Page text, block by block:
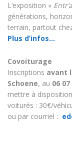
L’exposition «
générations,
terrain, partout
Plus d’infos…
Covoiturage
Inscriptions avant
Schoene, au 06 07
mettre à
voiturés : 30€/
ou par courriel :